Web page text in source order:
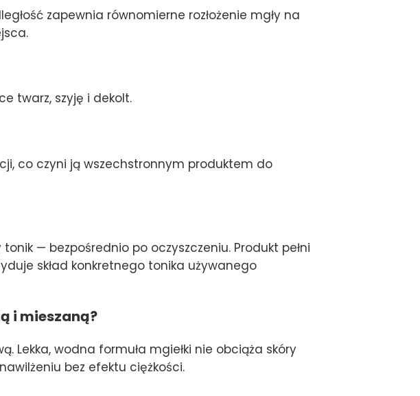
zapewnia równomierne rozłożenie mgły na
twarz, szyję i dekolt.
co czyni ją wszechstronnym produktem do
— bezpośrednio po oczyszczeniu. Produkt pełni
skład konkretnego tonika używanego
i mieszaną?
Lekka, wodna formuła mgiełki nie obciąża skóry
bez efektu ciężkości.